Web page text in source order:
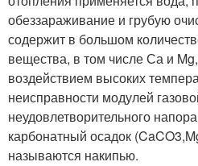
обеззараживание и грубую
содержит в большом
вещества, в том числе Са и
воздействием высоких
неисправности модулей
неудовлетворительного
карбонатный осадок
называются накипью.